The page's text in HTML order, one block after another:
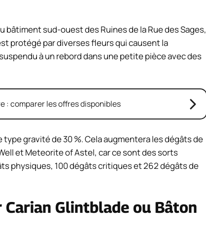
sud-ouest des Ruines de la Rue des Sages,
protégé par diverses fleurs qui causent la
à un rebord dans une petite pièce avec des
: comparer les offres disponibles
gravité de 30 %. Cela augmentera les dégâts de
et Meteorite of Astel, car ce sont des sorts
physiques, 100 dégâts critiques et 262 dégâts de
Glintblade ou Bâton